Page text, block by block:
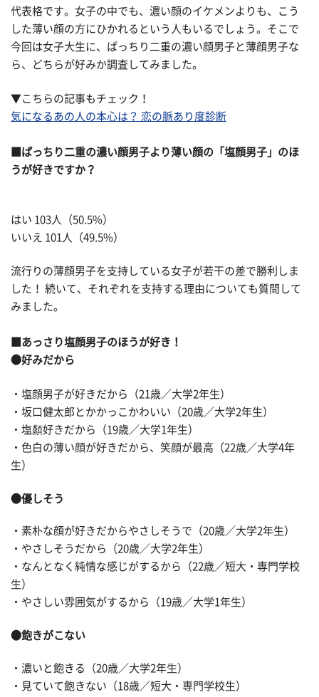
代表格です。女子の中でも、濃い顔のイケメンよりも、こう
した薄い顔の方にひかれるという人もいるでしょう。そこで
今回は女子大生に、ぱっちり二重の濃い顔男子と薄顔男子な
ら、どちらが好みか調査してみました。
▼こちらの記事もチェック！
気になるあの人の本心は？ 恋の脈あり度診断
■ぱっちり二重の濃い顔男子より薄い顔の「塩顔男子」のほ
うが好きですか？
はい 103人（50.5%）
いいえ 101人（49.5%）
流行りの薄顔男子を支持している女子が若干の差で勝利しま
した！ 続いて、それぞれを支持する理由についても質問して
みました。
■あっさり塩顔男子のほうが好き！
●好みだから
・塩顔男子が好きだから（21歳／大学2年生）
・坂口健太郎とかかっこかわいい（20歳／大学2年生）
・塩顏好きだから（19歳／大学1年生）
・色白の薄い顔が好きだから、笑顔が最高（22歳／大学4年
生）
●優しそう
・素朴な顔が好きだからやさしそうで（20歳／大学2年生）
・やさしそうだから（20歳／大学2年生）
・なんとなく純情な感じがするから（22歳／短大・専門学校
生）
・やさしい雰囲気がするから（19歳／大学1年生）
●飽きがこない
・濃いと飽きる（20歳／大学2年生）
・見ていて飽きない（18歳／短大・専門学校生）